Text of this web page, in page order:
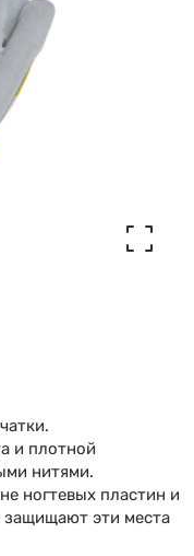
и плотной
нитями.
ногтевых пластин и
эти места